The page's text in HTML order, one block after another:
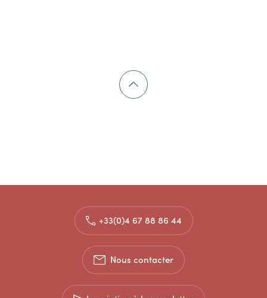
+33(0)4 67 88 86 44
Nous contacter